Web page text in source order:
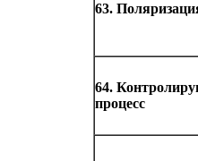
63.
64.
процесс